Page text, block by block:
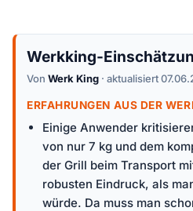
Werkking-
Von Werk King · aktualisiert
ERFAHRUNGEN AUS DER
Einige Anwender
von nur 7 kg und dem
der Grill beim Transport
robusten Eindruck, als
würde. Da muss man